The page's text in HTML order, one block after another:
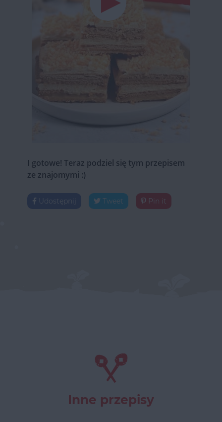
I gotowe! Teraz podziel się tym przepisem
ze znajomymi :)
Udostępnij Tweet Pin it
Inne przepisy